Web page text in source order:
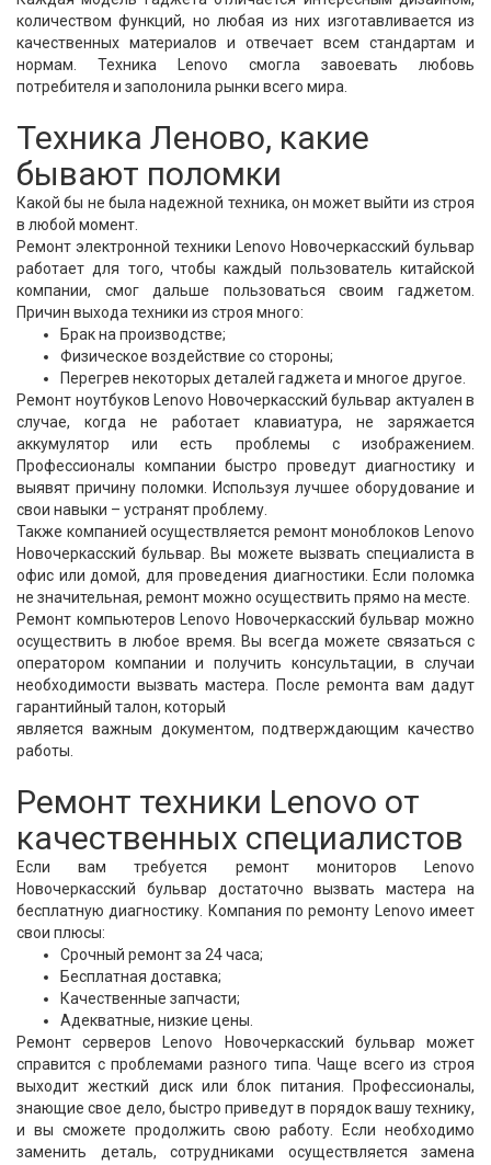
количеством функций, но любая из них изготавливается из
качественных материалов и отвечает всем стандартам и
нормам. Техника Lenovo смогла завоевать любовь
потребителя и заполонила рынки всего мира.
Техника Леново, какие
бывают поломки
Какой бы не была надежной техника, он может выйти из строя
в любой момент.
Ремонт электронной техники Lenovo Новочеркасский бульвар
работает для того, чтобы каждый пользователь китайской
компании, смог дальше пользоваться своим гаджетом.
Причин выхода техники из строя много:
Брак на производстве;
Физическое воздействие со стороны;
Перегрев некоторых деталей гаджета и многое другое.
Ремонт ноутбуков Lenovo Новочеркасский бульвар актуален в
случае, когда не работает клавиатура, не заряжается
аккумулятор или есть проблемы с изображением.
Профессионалы компании быстро проведут диагностику и
выявят причину поломки. Используя лучшее оборудование и
свои навыки – устранят проблему.
Также компанией осуществляется ремонт моноблоков Lenovo
Новочеркасский бульвар. Вы можете вызвать специалиста в
офис или домой, для проведения диагностики. Если поломка
не значительная, ремонт можно осуществить прямо на месте.
Ремонт компьютеров Lenovo Новочеркасский бульвар можно
осуществить в любое время. Вы всегда можете связаться с
оператором компании и получить консультации, в случаи
необходимости вызвать мастера. После ремонта вам дадут
гарантийный талон, который
является важным документом, подтверждающим качество
работы.
Ремонт техники Lenovo от
качественных специалистов
Если вам требуется ремонт мониторов Lenovo
Новочеркасский бульвар достаточно вызвать мастера на
бесплатную диагностику. Компания по ремонту Lenovo имеет
свои плюсы:
Срочный ремонт за 24 часа;
Бесплатная доставка;
Качественные запчасти;
Адекватные, низкие цены.
Ремонт серверов Lenovo Новочеркасский бульвар может
справится с проблемами разного типа. Чаще всего из строя
выходит жесткий диск или блок питания. Профессионалы,
знающие свое дело, быстро приведут в порядок вашу технику,
и вы сможете продолжить свою работу. Если необходимо
заменить деталь, сотрудниками осуществляется замена